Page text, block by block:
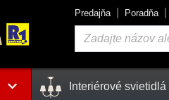
Predajňa Poradňa
Vyhľadávanie
Košík
Interiérové svietidlá